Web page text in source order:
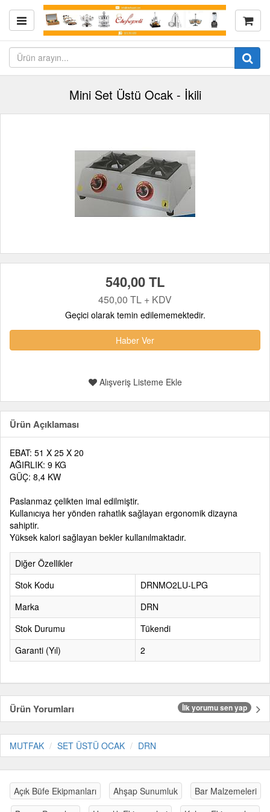
Mini Set Üstü Ocak - İkili
540,00 TL
450,00 TL + KDV
Geçici olarak temin edilememektedir.
Haber Ver
Alışveriş Listeme Ekle
Ürün Açıklaması
EBAT: 51 X 25 X 20
AĞIRLIK: 9 KG
GÜÇ: 8,4 KW
Paslanmaz çelikten imal edilmiştir.
Kullanıcıya her yönden rahatlık sağlayan ergonomik dizayna
sahiptir.
Yüksek kalori sağlayan bekler kullanılmaktadır.
Diğer Özellikler
Stok Kodu
DRNMO2LU-LPG
Marka
DRN
Stok Durumu
Tükendi
Garanti (Yıl)
2
Ürün Yorumları İlk yorumu sen yap
MUTFAK SET ÜSTÜ OCAK DRN
Açık Büfe Ekipmanları Ahşap Sunumluk
Bar Malzemeleri